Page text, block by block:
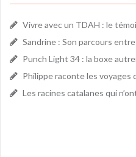
Vivre avec un TDAH : le
Sandrine : Son parcours
Punch Light 34 : la boxe
Philippe raconte les voyages
Les racines catalanes qui